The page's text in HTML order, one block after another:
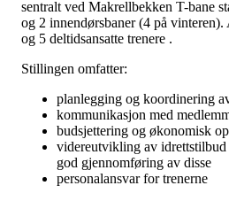
sentralt ved Makrellbekken T-bane
og 2 innendørsbaner (4 på
og 5 deltidsansatte trenere .
Stillingen omfatter:
planlegging og koordinering
kommunikasjon med
budsjettering og økonomisk
videreutvikling av idrettstilbud
god gjennomføring av disse
personalansvar for trenerne